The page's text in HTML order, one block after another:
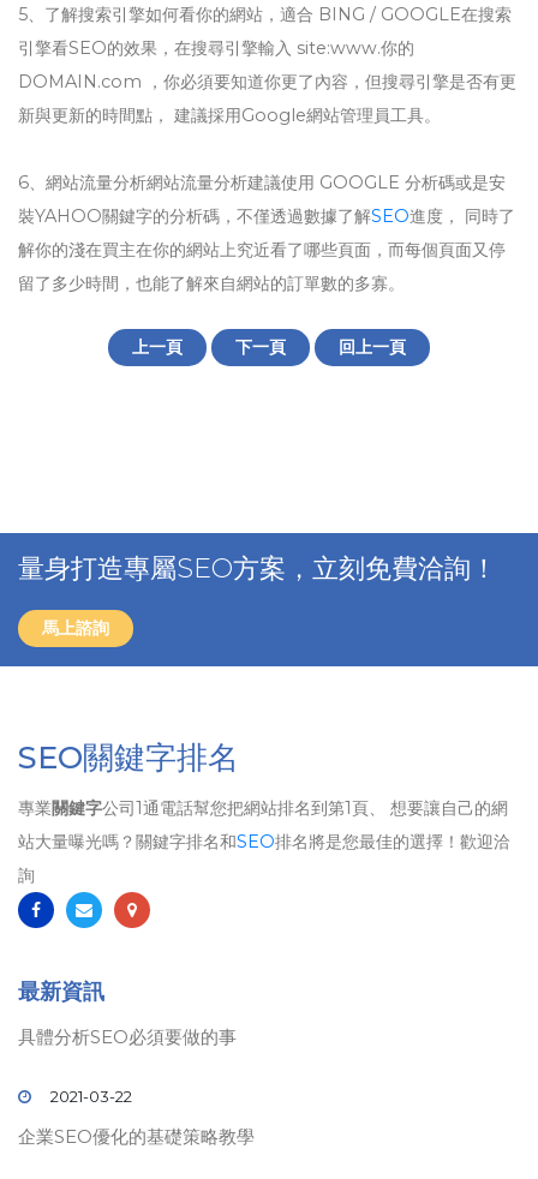
5、了解搜索引擎如何看你的網站，適合 BING / GOOGLE在搜索
引擎看SEO的效果，在搜尋引擎輸入 site:www.你的
DOMAIN.com ，你必須要知道你更了內容，但搜尋引擎是否有更
新與更新的時間點， 建議採用Google網站管理員工具。
6、網站流量分析網站流量分析建議使用 GOOGLE 分析碼或是安
裝YAHOO關鍵字的分析碼，不僅透過數據了解SEO進度， 同時了
解你的淺在買主在你的網站上究近看了哪些頁面，而每個頁面又停
留了多少時間，也能了解來自網站的訂單數的多寡。
上一頁 下一頁 回上一頁
量身打造專屬SEO方案，立刻免費洽詢！
馬上諮詢
SEO關鍵字排名
專業關鍵字公司1通電話幫您把網站排名到第1頁、 想要讓自己的網
站大量曝光嗎？關鍵字排名和SEO排名將是您最佳的選擇！歡迎洽
詢
最新資訊
具體分析SEO必須要做的事
2021-03-22
企業SEO優化的基礎策略教學